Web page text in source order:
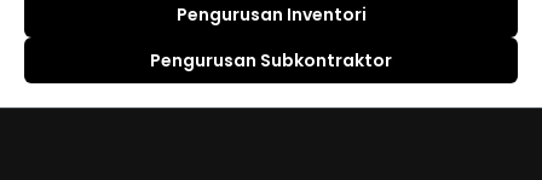
Pengurusan Inventori
Pengurusan Subkontraktor